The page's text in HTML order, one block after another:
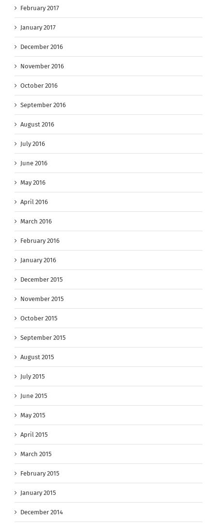
February 2017
January 2017
December 2016
November 2016
October 2016
September 2016
August 2016
July 2016
June 2016
May 2016
April 2016
March 2016
February 2016
January 2016
December 2015
November 2015
October 2015
September 2015
August 2015
July 2015
June 2015
May 2015
April 2015
March 2015
February 2015
January 2015
December 2014